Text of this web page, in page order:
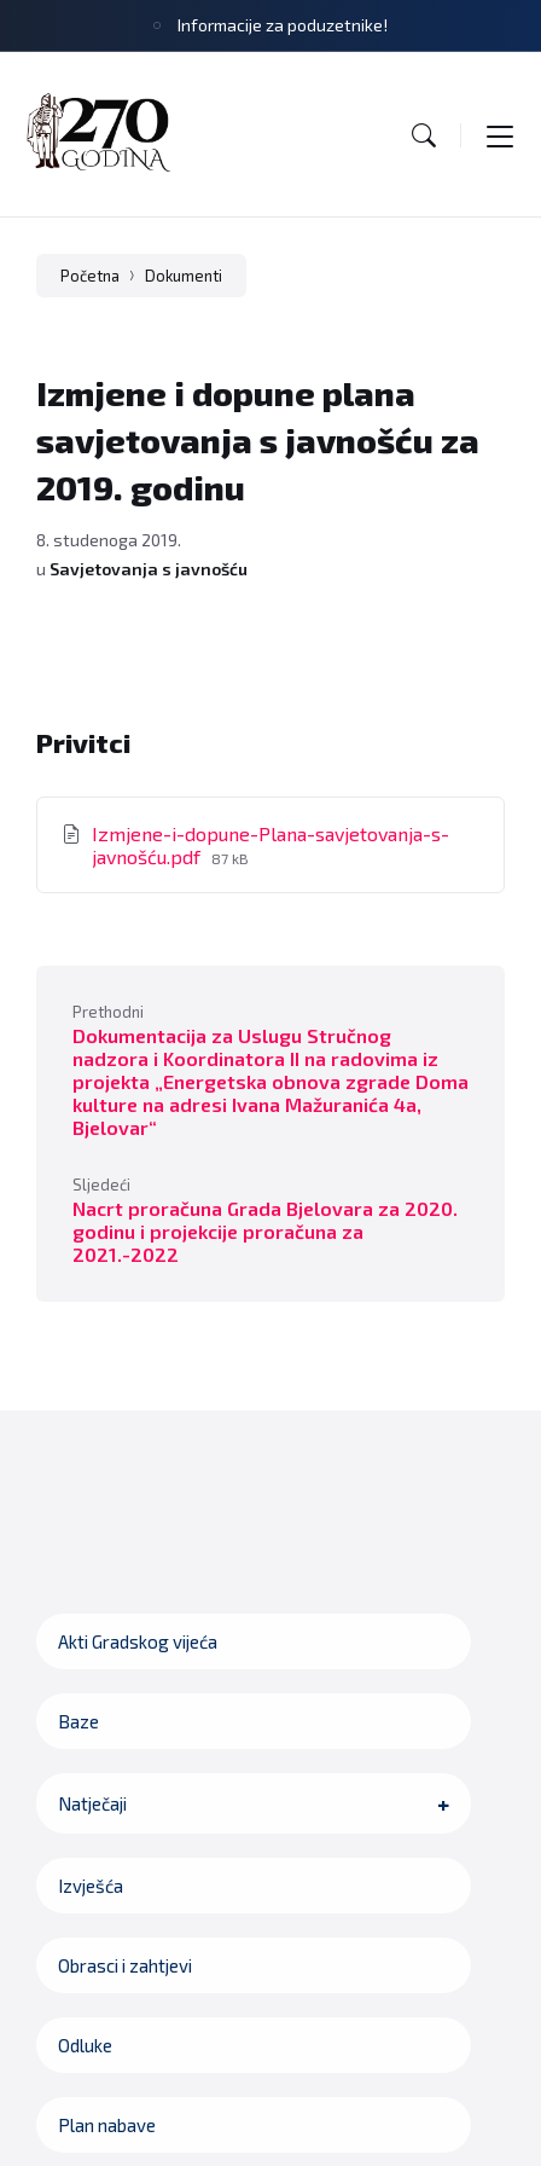
Informacije za poduzetnike!
Početna Dokumenti
Izmjene i dopune plana
savjetovanja s javnošću za
2019. godinu
8. studenoga 2019.
u Savjetovanja s javnošću
Privitci
Izmjene-i-dopune-Plana-savjetovanja-s-
javnošću.pdf File
87 kB
Prethodni
Dokumentacija za Uslugu Stručnog
nadzora i Koordinatora II na radovima iz
projekta „Energetska obnova zgrade Doma
kulture na adresi Ivana Mažuranića 4a,
Bjelovar“
Sljedeći
Nacrt proračuna Grada Bjelovara za 2020.
godinu i projekcije proračuna za
2021.-2022
Akti Gradskog vijeća
Baze
Natječaji
Izvješća
Obrasci i zahtjevi
Odluke
Plan nabave